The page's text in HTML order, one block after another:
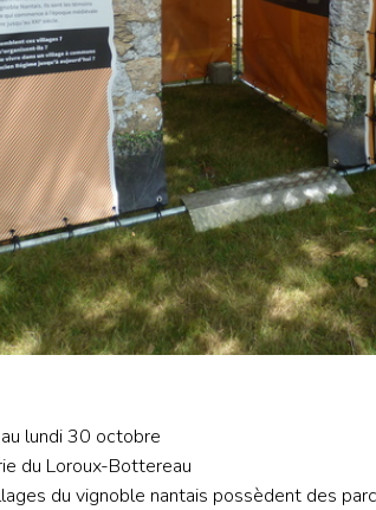
lundi 30 octobre
du Loroux-Bottereau
du vignoble nantais possèdent des